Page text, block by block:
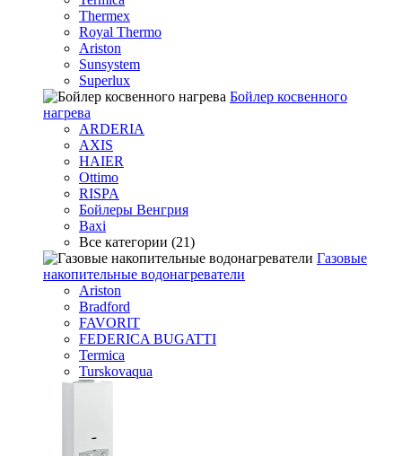
Thermex
Royal Thermo
Ariston
Sunsystem
Superlux
Бойлер косвенного
нагрева
ARDERIA
AXIS
HAIER
Ottimo
RISPA
Бойлеры Венгрия
Baxi
Все категории (21)
Газовые
накопительные водонагреватели
Ariston
Bradford
FAVORIT
FEDERICA BUGATTI
Termica
Turskovaqua